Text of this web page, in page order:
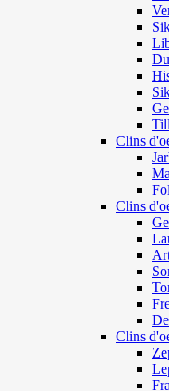
Clins
Clins
Clins